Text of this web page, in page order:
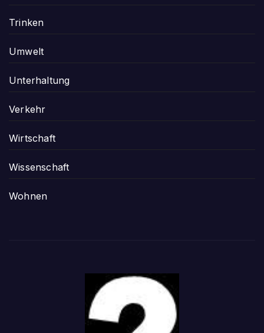
Trinken
Umwelt
Unterhaltung
Verkehr
Wirtschaft
Wissenschaft
Wohnen